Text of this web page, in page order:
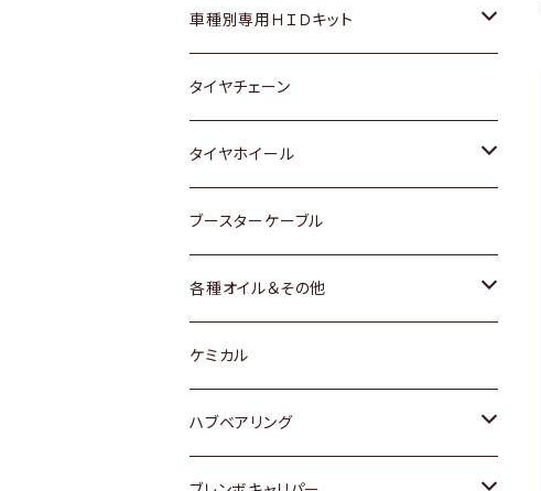
マツダ
三菱
スバル
レクサス
ダイハツ
マツダ
三菱
スバル
日産
いすゞ
ダイハツ
マツダ
三菱
スバル
スズキ
日産
ダイハツ
スバル
ホンダ
スズキ
日産
ダイハツ
マツダ
ホンダ
スズキ
日産
ダイハツ
マツダ
スバル
車種別専用ＨＩＤキット
トヨタ
マツダ
タイヤチェーン
タイヤホイール
トヨタ
ホンダ
スズキ
日産
ブースターケーブル
各種オイル＆その他
ディーデル洗浄添加剤
ケミカル
ハブベアリング